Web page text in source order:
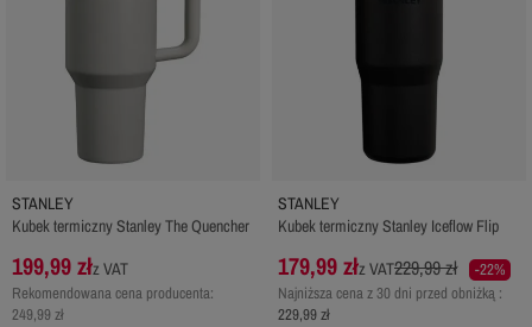
STANLEY
Kubek termiczny Stanley The Quencher
199,99 złz VAT
Rekomendowana cena producenta:
249,99 zł
STANLEY
Kubek termiczny Stanley Iceflow Flip
179,99 złz VAT229,99 zł
-22%
Najniższa cena z 30 dni przed obniżką :
229,99 zł